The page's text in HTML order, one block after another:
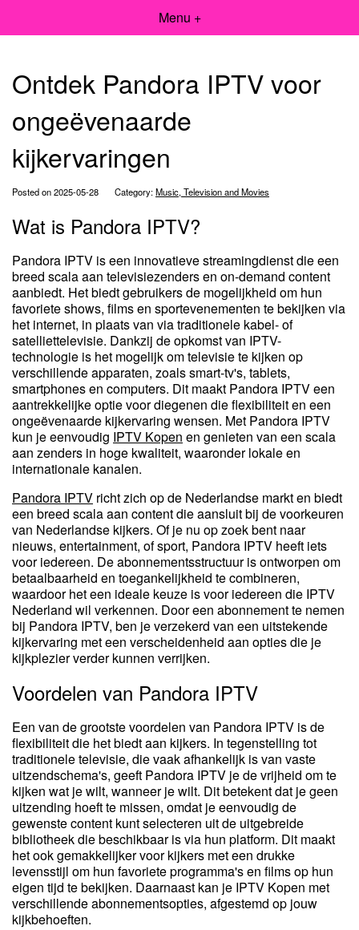
Menu +
Ontdek Pandora IPTV voor
ongeëvenaarde
kijkervaringen
Posted on 2025-05-28 Category:Music, Television and Movies
Wat is Pandora IPTV?
Pandora IPTV is een innovatieve streamingdienst die een
breed scala aan televisiezenders en on-demand content
aanbiedt. Het biedt gebruikers de mogelijkheid om hun
favoriete shows, films en sportevenementen te bekijken via
het internet, in plaats van via traditionele kabel- of
satelliettelevisie. Dankzij de opkomst van IPTV-
technologie is het mogelijk om televisie te kijken op
verschillende apparaten, zoals smart-tv's, tablets,
smartphones en computers. Dit maakt Pandora IPTV een
aantrekkelijke optie voor diegenen die flexibiliteit en een
ongeëvenaarde kijkervaring wensen. Met Pandora IPTV
kun je eenvoudig IPTV Kopen en genieten van een scala
aan zenders in hoge kwaliteit, waaronder lokale en
internationale kanalen.
Pandora IPTV richt zich op de Nederlandse markt en biedt
een breed scala aan content die aansluit bij de voorkeuren
van Nederlandse kijkers. Of je nu op zoek bent naar
nieuws, entertainment, of sport, Pandora IPTV heeft iets
voor iedereen. De abonnementsstructuur is ontworpen om
betaalbaarheid en toegankelijkheid te combineren,
waardoor het een ideale keuze is voor iedereen die IPTV
Nederland wil verkennen. Door een abonnement te nemen
bij Pandora IPTV, ben je verzekerd van een uitstekende
kijkervaring met een verscheidenheid aan opties die je
kijkplezier verder kunnen verrijken.
Voordelen van Pandora IPTV
Een van de grootste voordelen van Pandora IPTV is de
flexibiliteit die het biedt aan kijkers. In tegenstelling tot
traditionele televisie, die vaak afhankelijk is van vaste
uitzendschema's, geeft Pandora IPTV je de vrijheid om te
kijken wat je wilt, wanneer je wilt. Dit betekent dat je geen
uitzending hoeft te missen, omdat je eenvoudig de
gewenste content kunt selecteren uit de uitgebreide
bibliotheek die beschikbaar is via hun platform. Dit maakt
het ook gemakkelijker voor kijkers met een drukke
levensstijl om hun favoriete programma's en films op hun
eigen tijd te bekijken. Daarnaast kan je IPTV Kopen met
verschillende abonnementsopties, afgestemd op jouw
kijkbehoeften.